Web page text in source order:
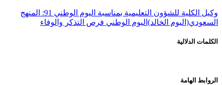
وكيل الكلية للشؤون التعليمية بمناسبة اليوم الوطني 91: المنهج
السعودي(اليوم الخالد) اليوم الوطني فرص التذكر والوفاء
الكلمات الدلالية
الروابط الهامة